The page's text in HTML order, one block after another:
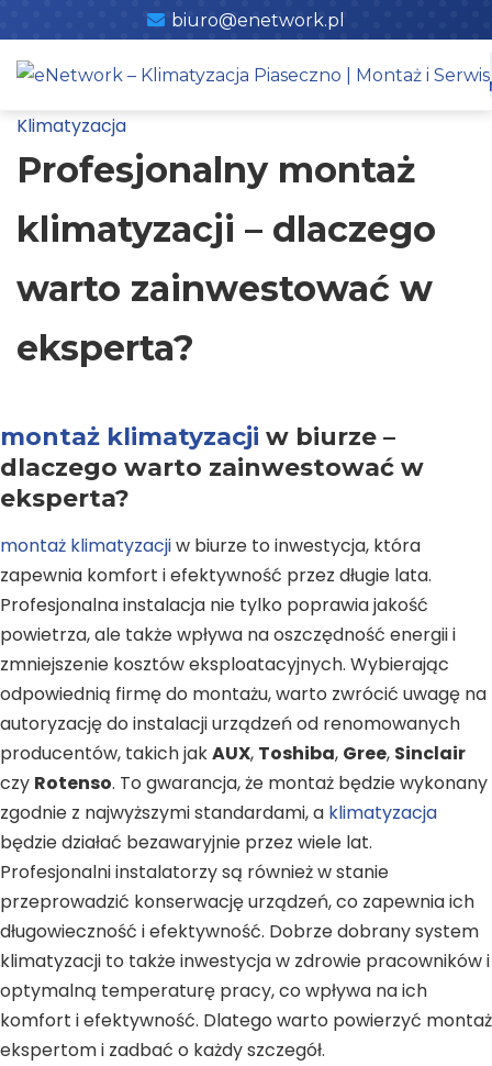
to
content
biuro@enetwork.pl
Klimatyzacja
Profesjonalny montaż
klimatyzacji – dlaczego
warto zainwestować w
eksperta?
montaż klimatyzacji w biurze –
dlaczego warto zainwestować w
eksperta?
montaż klimatyzacjiw biurze to inwestycja, która
zapewnia komfort i efektywność przez długie lata.
Profesjonalna instalacja nie tylko poprawia jakość
powietrza, ale także wpływa na oszczędność energii i
zmniejszenie kosztów eksploatacyjnych. Wybierając
odpowiednią firmę do montażu, warto zwrócić uwagę na
autoryzację do instalacji urządzeń od renomowanych
producentów, takich jakAUX, Toshiba, Gree, Sinclair
czy Rotenso. To gwarancja, że montaż będzie wykonany
zgodnie z najwyższymi standardami, a klimatyzacja
będzie działać bezawaryjnie przez wiele lat.
Profesjonalni instalatorzy są również w stanie
przeprowadzić konserwację urządzeń, co zapewnia ich
długowieczność i efektywność. Dobrze dobrany system
klimatyzacji to także inwestycja w zdrowie pracowników i
optymalną temperaturę pracy, co wpływa na ich
komfort i efektywność. Dlatego warto powierzyć montaż
ekspertom i zadbać o każdy szczegół.